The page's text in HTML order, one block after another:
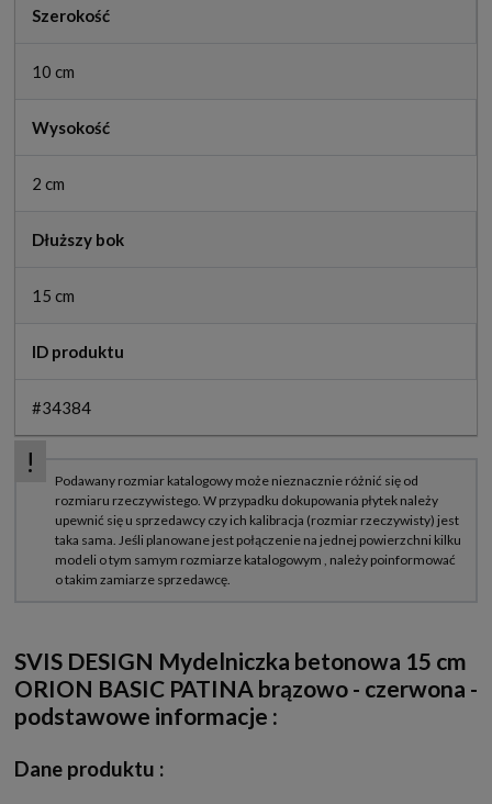
Szerokość
10 cm
Wysokość
2 cm
Dłuższy bok
15 cm
ID produktu
#34384
SVIS DESIGN Mydelniczka betonowa 15 cm
ORION BASIC PATINA brązowo - czerwona -
podstawowe informacje :
Dane produktu :